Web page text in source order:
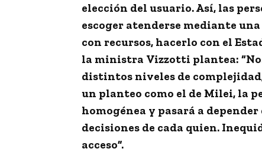
elección del usuario. Así, las
escoger atenderse mediante
con recursos, hacerlo con el
la ministra Vizzotti plantea:
distintos niveles de
un planteo como el de Milei, la
homogénea y pasará a
decisiones de cada quien.
acceso”.